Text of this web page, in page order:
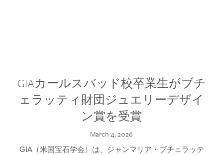
GIAカールスバッド校卒業生がブチ
ェラッティ財団ジュエリーデザイ
ン賞を受賞
March 4, 2026
GIA（米国宝石学会）は、ジャンマリア・ブチェラッテ